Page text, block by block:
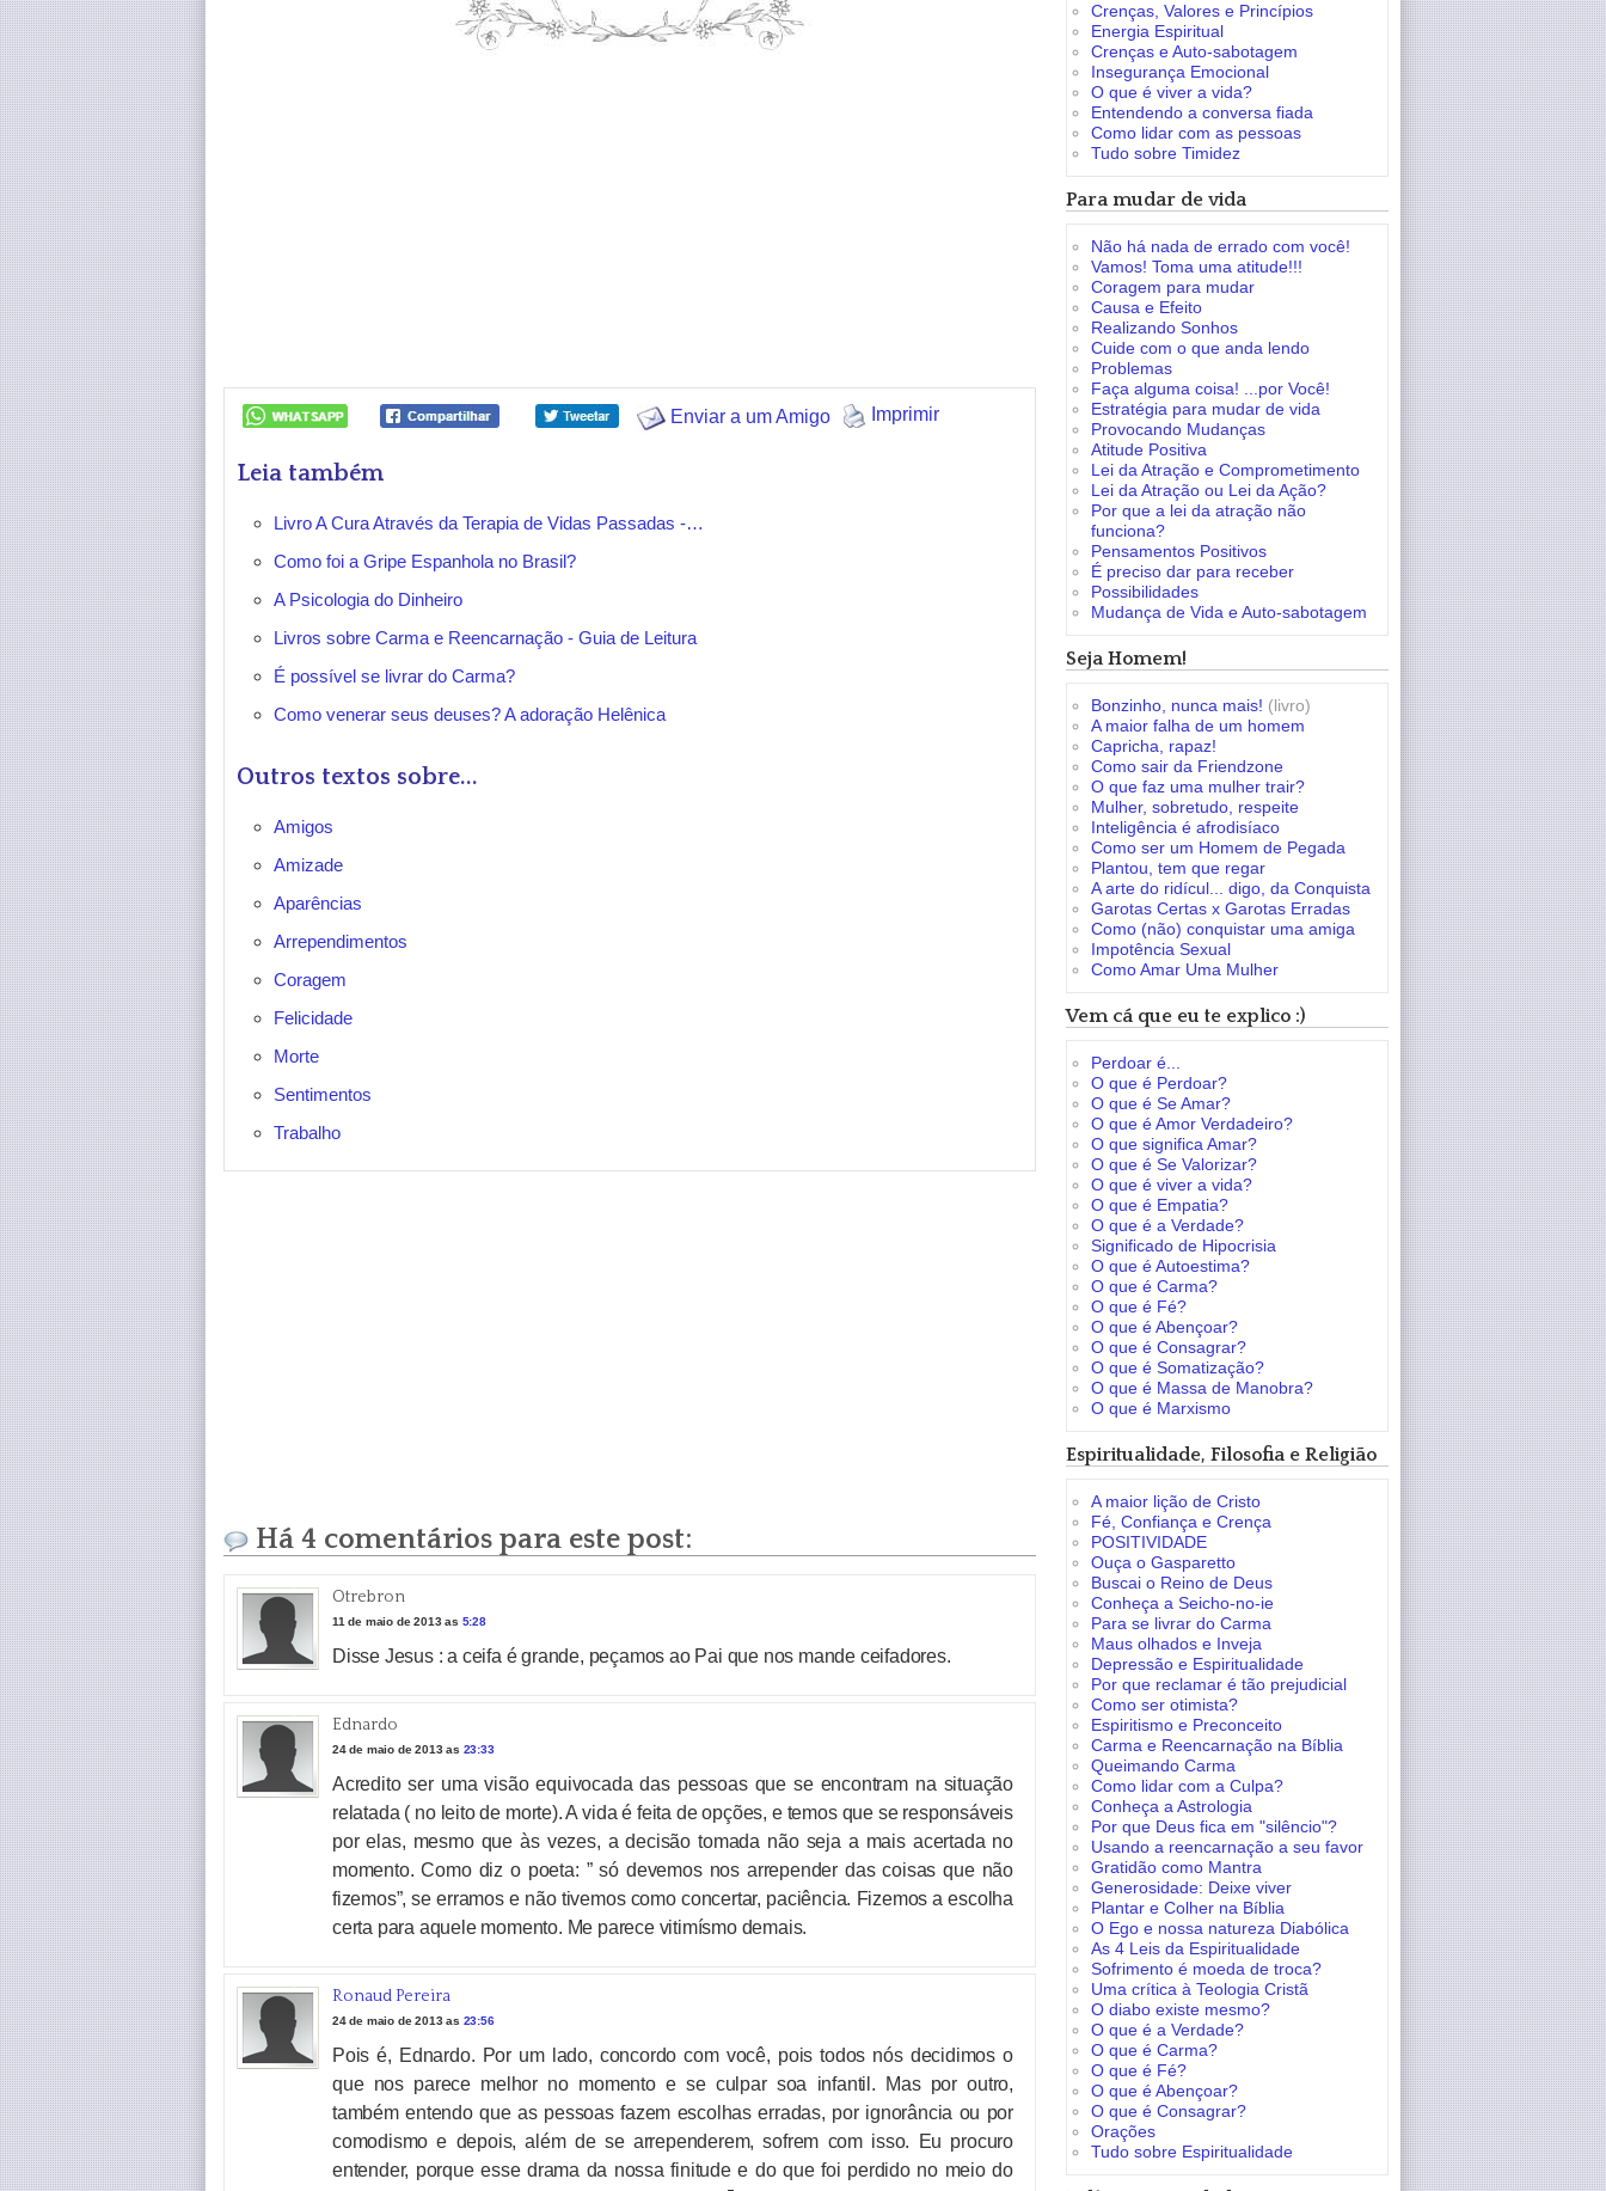
Enviar a um Amigo Imprimir
Leia também
Livro A Cura Através da Terapia de Vidas Passadas -…
Como foi a Gripe Espanhola no Brasil?
A Psicologia do Dinheiro
Livros sobre Carma e Reencarnação - Guia de Leitura
É possível se livrar do Carma?
Como venerar seus deuses? A adoração Helênica
Outros textos sobre...
Amigos
Amizade
Aparências
Arrependimentos
Coragem
Felicidade
Morte
Sentimentos
Trabalho
Há 4 comentários para este post:
Otrebron
11 de maio de 2013 as 5:28
Disse Jesus : a ceifa é grande, peçamos ao Pai que nos mande ceifadores.
Ednardo
24 de maio de 2013 as 23:33
Acredito ser uma visão equivocada das pessoas que se encontram na situação
relatada ( no leito de morte). A vida é feita de opções, e temos que se responsáveis
por elas, mesmo que às vezes, a decisão tomada não seja a mais acertada no
momento. Como diz o poeta: ” só devemos nos arrepender das coisas que não
fizemos”, se erramos e não tivemos como concertar, paciência. Fizemos a escolha
certa para aquele momento. Me parece vitimísmo demais.
Ronaud Pereira
24 de maio de 2013 as 23:56
Pois é, Ednardo. Por um lado, concordo com você, pois todos nós decidimos o
que nos parece melhor no momento e se culpar soa infantil. Mas por outro,
também entendo que as pessoas fazem escolhas erradas, por ignorância ou por
comodismo e depois, além de se arrependerem, sofrem com isso. Eu procuro
entender, porque esse drama da nossa finitude e do que foi perdido no meio do
Crenças, Valores e Princípios
Energia Espiritual
Crenças e Auto-sabotagem
Insegurança Emocional
O que é viver a vida?
Entendendo a conversa fiada
Como lidar com as pessoas
Tudo sobre Timidez
Para mudar de vida
Não há nada de errado com você!
Vamos! Toma uma atitude!!!
Coragem para mudar
Causa e Efeito
Realizando Sonhos
Cuide com o que anda lendo
Problemas
Faça alguma coisa! ...por Você!
Estratégia para mudar de vida
Provocando Mudanças
Atitude Positiva
Lei da Atração e Comprometimento
Lei da Atração ou Lei da Ação?
Por que a lei da atração não
funciona?
Pensamentos Positivos
É preciso dar para receber
Possibilidades
Mudança de Vida e Auto-sabotagem
Seja Homem!
Bonzinho, nunca mais! (livro)
A maior falha de um homem
Capricha, rapaz!
Como sair da Friendzone
O que faz uma mulher trair?
Mulher, sobretudo, respeite
Inteligência é afrodisíaco
Como ser um Homem de Pegada
Plantou, tem que regar
A arte do ridícul... digo, da Conquista
Garotas Certas x Garotas Erradas
Como (não) conquistar uma amiga
Impotência Sexual
Como Amar Uma Mulher
Vem cá que eu te explico :)
Perdoar é...
O que é Perdoar?
O que é Se Amar?
O que é Amor Verdadeiro?
O que significa Amar?
O que é Se Valorizar?
O que é viver a vida?
O que é Empatia?
O que é a Verdade?
Significado de Hipocrisia
O que é Autoestima?
O que é Carma?
O que é Fé?
O que é Abençoar?
O que é Consagrar?
O que é Somatização?
O que é Massa de Manobra?
O que é Marxismo
Espiritualidade, Filosofia e Religião
A maior lição de Cristo
Fé, Confiança e Crença
POSITIVIDADE
Ouça o Gasparetto
Buscai o Reino de Deus
Conheça a Seicho-no-ie
Para se livrar do Carma
Maus olhados e Inveja
Depressão e Espiritualidade
Por que reclamar é tão prejudicial
Como ser otimista?
Espiritismo e Preconceito
Carma e Reencarnação na Bíblia
Queimando Carma
Como lidar com a Culpa?
Conheça a Astrologia
Por que Deus fica em "silêncio"?
Usando a reencarnação a seu favor
Gratidão como Mantra
Generosidade: Deixe viver
Plantar e Colher na Bíblia
O Ego e nossa natureza Diabólica
As 4 Leis da Espiritualidade
Sofrimento é moeda de troca?
Uma crítica à Teologia Cristã
O diabo existe mesmo?
O que é a Verdade?
O que é Carma?
O que é Fé?
O que é Abençoar?
O que é Consagrar?
Orações
Tudo sobre Espiritualidade